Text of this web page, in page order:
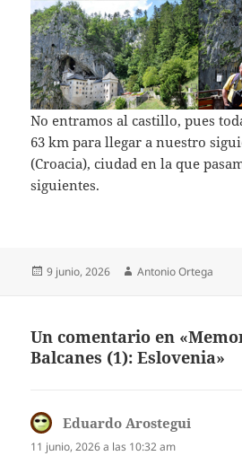
No entramos al castillo, pues
63 km para llegar a nuestro
(Croacia), ciudad en la que
siguientes.
Publicado
9 junio, 2026 Autor
Antonio Ortega
Un comentario en
Balcanes (1): Eslovenia»
Eduardo Arostegui
11 junio, 2026 a las 10:32 am